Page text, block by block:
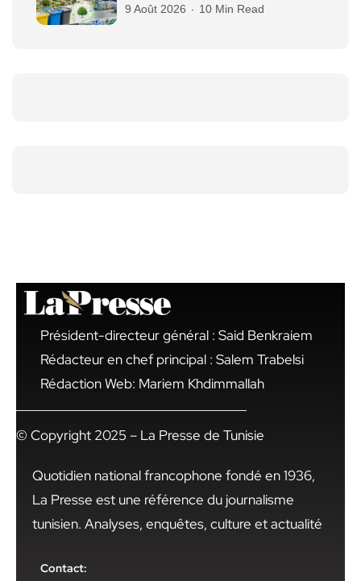
9 Août 2026 10 Min Read
Président-directeur général : Said Benkraiem
Rédacteur en chef principal : Salem Trabelsi
Rédaction Web: Mariem Khdimmallah
© Copyright 2025 – La Presse de Tunisie
Quotidien national francophone fondé en 1936,
La Presse est une référence du journalisme
tunisien. Analyses, enquêtes, culture et actualité
Contact: